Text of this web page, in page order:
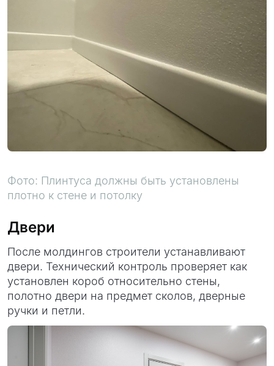
Фото: Плинтуса должны быть установлены
плотно к стене и потолку
Двери
После молдингов строители устанавливают
двери. Технический контроль проверяет как
установлен короб относительно стены,
полотно двери на предмет сколов, дверные
ручки и петли.